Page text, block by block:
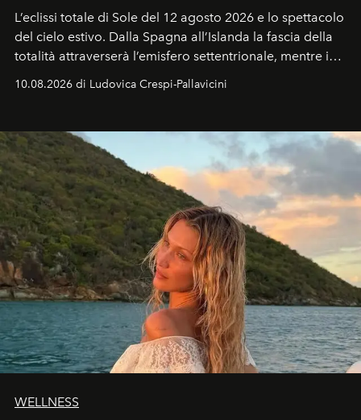
L’eclissi totale di Sole del 12 agosto 2026 e lo spettacolo
del cielo estivo. Dalla Spagna all’Islanda la fascia della
totalità attraverserà l’emisfero settentrionale, mentre in
Italia il fenomeno sarà parziale ma particolarmente
spettacolare al Nord. Orari, città favorite e regole per
10.08.2026 di Ludovica Crespi-Pallavicini
WELLNESS